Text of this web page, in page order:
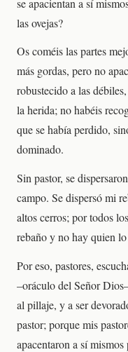
las ovejas?
Os coméis las partes
más gordas, pero no
robustecido a las
la herida; no habéis
que se había perdido,
dominado.
Sin pastor, se
campo. Se dispersó mi
altos cerros; por todos
rebaño y no hay quien
Por eso, pastores,
–oráculo del Señor
al pillaje, y a ser
pastor; porque mis
apacentaron a sí